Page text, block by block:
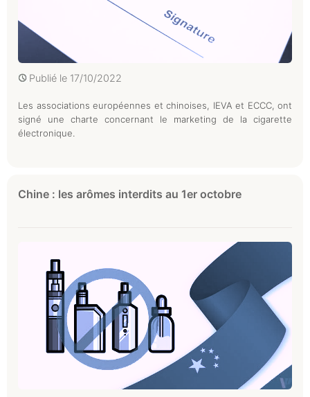
Publié le 17/10/2022
Les associations européennes et chinoises, IEVA et ECCC, ont
signé une charte concernant le marketing de la cigarette
électronique.
Chine : les arômes interdits au 1er octobre